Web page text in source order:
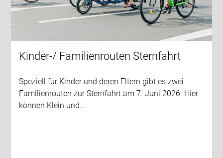
Kinder-/ Familienrouten Sternfahrt
Speziell für Kinder und deren Eltern gibt es zwei
Familienrouten zur Sternfahrt am 7. Juni 2026. Hier
können Klein und…